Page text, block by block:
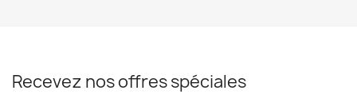
Recevez nos offres spéciales